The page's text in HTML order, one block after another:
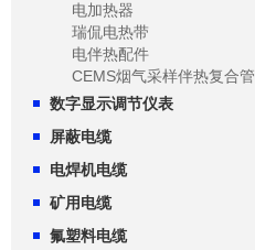
电加热器
瑞侃电热带
电伴热配件
CEMS烟气采样伴热复合管
数字显示调节仪表
屏蔽电缆
电焊机电缆
矿用电缆
氟塑料电缆